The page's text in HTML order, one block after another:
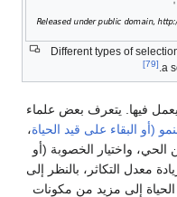
Different types of
a
[79]
فيها. يتعرف بعض علماء
(أو البقاء على قيد الحياة،
الحي، واختيار الخصوبة (أو
معدل التكاثر، بالنظر إلى
إلى مزيد من مكونات